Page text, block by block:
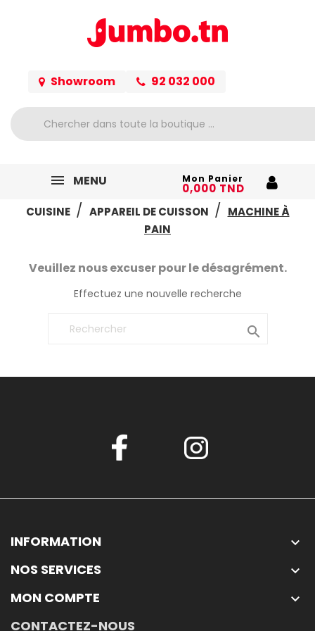
Showroom 92 032 000
MENU Mon Panier
0,000 TND
ELECTROMÉNAGER
PETIT ELECTRO
CUISINE
APPAREIL DE CUISSON
MACHINE À
PAIN
Veuillez nous excuser pour le désagrément.
Effectuez une nouvelle recherche

INFORMATION 
NOS SERVICES 
MON COMPTE 
CONTACTEZ-NOUS